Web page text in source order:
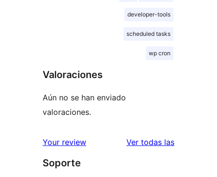
developer-tools
scheduled tasks
wp cron
Valoraciones
Aún no se han enviado
valoraciones.
Your review Ver todas las
Soporte